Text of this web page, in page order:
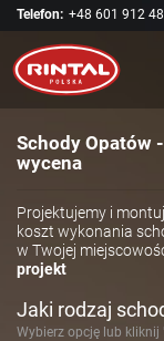
Telefon: +48 601 912
Schody Opatów
wycena
Projektujemy i
koszt wykonania
w Twojej
projekt
Jaki rodzaj
Wybierz opcję lub kliknij